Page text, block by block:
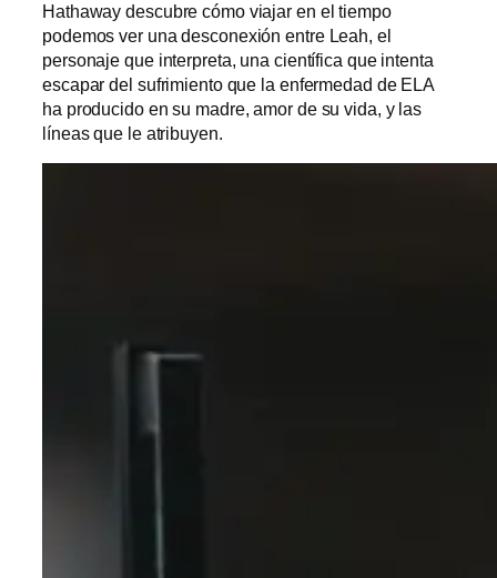
Hathaway descubre cómo viajar en el tiempo
podemos ver una desconexión entre Leah, el
personaje que interpreta, una científica que intenta
escapar del sufrimiento que la enfermedad de ELA
ha producido en su madre, amor de su vida, y las
líneas que le atribuyen.